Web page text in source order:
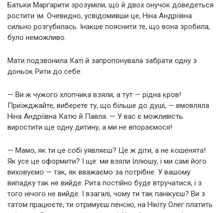
Батьки Маргарити зрозуміли, що й двох онучок доведеться
ростити їм. Очевидно, усвідомивши це, Ніна Андріївна
сильно розгубилась. Інакше пояснити те, що вона зробила,
було неможливо.
Мати подзвонила Каті й запропонувала забрати одну з
доньок Рити до себе:
— Ви ж чужого хлопчика взяли, а тут — рідна кров!
Приїжджайте, виберете ту, що більше до душі, — вмовляла
Ніна Андріївна Катю й Павла. — У вас є можливість
виростити ще одну дитину, а ми не впораємося!
— Мамо, як ти це собі уявляєш? Це ж діти, а не кошенята!
Як усе це оформити? І ще: ми взяли Іллюшу, і ми самі його
виховуємо — так, як вважаємо за потрібне. У вашому
випадку так не вийде: Рита постійно буде втручатися, і з
того нічого не вийде. І взагалі, чому ти так панікуєш? Ви з
татом працюєте, ти отримуєш пенсію, на Нікіту Олег платить